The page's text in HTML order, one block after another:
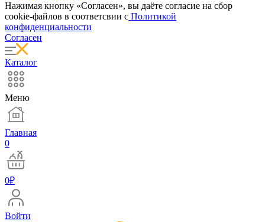
Нажимая кнопку «Согласен», вы даёте cогласие на сбор
cookie-файлов в соответсвии с Политикой
конфиденциальности
Согласен
Каталог
Меню
Главная
0
0₽
Войти